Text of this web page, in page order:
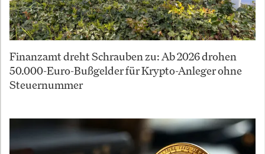
Finanzamt dreht Schrauben zu: Ab 2026 drohen
50.000-Euro-Bußgelder für Krypto-Anleger ohne
Steuernummer